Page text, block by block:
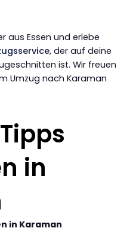
aus Essen und erlebe
, der auf deine
ist. Wir freuen
Umzug nach Karaman
in
in Karaman